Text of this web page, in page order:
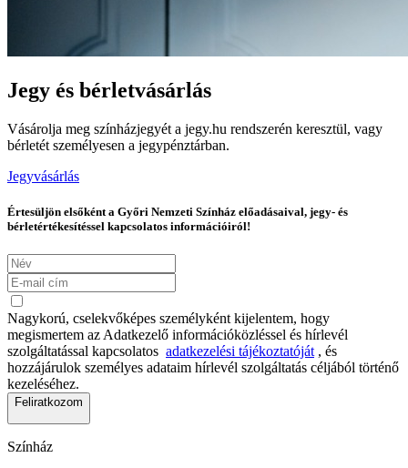
Jegy és bérletvásárlás
Vásárolja meg színházjegyét a jegy.hu rendszerén keresztül, vagy
bérletét személyesen a jegypénztárban.
Jegyvásárlás
Értesüljön elsőként a Győri Nemzeti Színház előadásaival, jegy- és
bérletértékesítéssel kapcsolatos információiról!
Nagykorú, cselekvőképes személyként kijelentem, hogy
megismertem az Adatkezelő információközléssel és hírlevél
szolgáltatással kapcsolatos adatkezelési tájékoztatóját , és
hozzájárulok személyes adataim hírlevél szolgáltatás céljából történő
kezeléséhez.
Feliratkozom
Színház